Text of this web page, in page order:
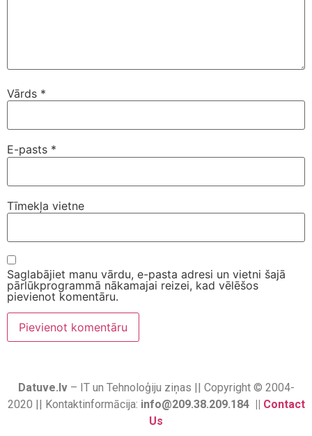
Vārds *
E-pasts *
Tīmekļa vietne
Saglabājiet manu vārdu, e-pasta adresi un vietni šajā
pārlūkprogrammā nākamajai reizei, kad vēlēšos
pievienot komentāru.
Datuve.lv– IT un Tehnoloģiju ziņas || Copyright © 2004-
2020 || Kontaktinformācija: info@209.38.209.184 || Contact
Us